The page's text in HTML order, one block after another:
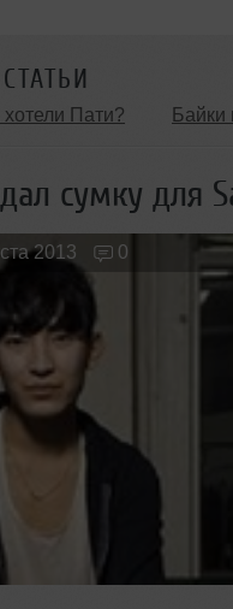
СТАТЬИ
Пати? Байки
Обзоры Вечеринок и
& Женщина
сумку для
2013 0